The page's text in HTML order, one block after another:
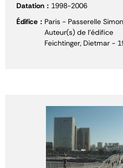
Datation
1998-2006
Édifice
Paris - Passerelle
Auteur(s) de l'édifice
Feichtinger, Dietmar -